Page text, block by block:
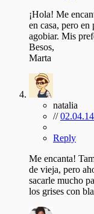
¡Hola! Me
en casa, pero en
agobiar. Mis
Besos,
Marta
natalia
//
Reply
Me encanta!
de vieja, pero
sacarle mucho
los grises con